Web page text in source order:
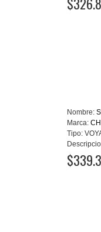
Nombre:
Marca:
Tipo: